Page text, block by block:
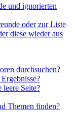
und ignorierten
oder zur Liste
diese wieder aus
durchsuchen?
leere Seite?
Themen finden?